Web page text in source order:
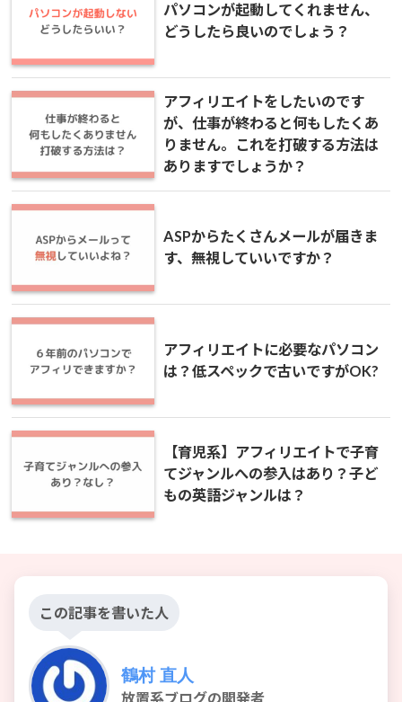
パソコンが起動してくれません、
どうしたら良いのでしょう？
アフィリエイトをしたいのです
が、仕事が終わると何もしたくあ
りません。これを打破する方法は
ありますでしょうか？
ASPからたくさんメールが届きま
す、無視していいですか？
アフィリエイトに必要なパソコン
は？低スペックで古いですがOK?
【育児系】アフィリエイトで子育
てジャンルへの参入はあり？子ど
もの英語ジャンルは？
この記事を書いた人
鶴村 直人
放置系ブログの開発者